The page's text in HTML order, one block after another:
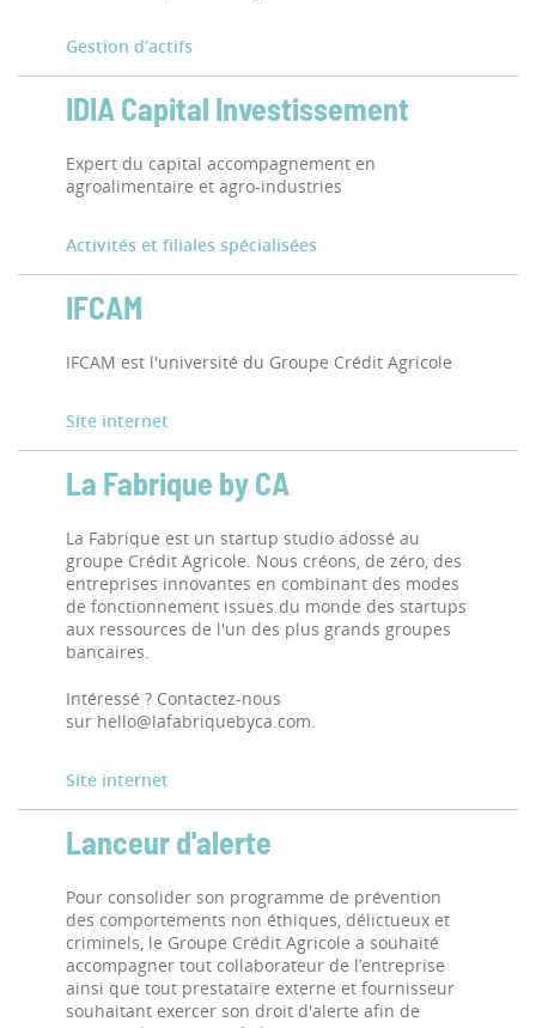
Gestion d’actifs
IDIA Capital Investissement
Expert du capital accompagnement en
agroalimentaire et agro-industries
Activités et filiales spécialisées
IFCAM
IFCAM est l'université du Groupe Crédit Agricole
Site internet
La Fabrique by CA
La Fabrique est un startup studio adossé au
groupe Crédit Agricole. Nous créons, de zéro, des
entreprises innovantes en combinant des modes
de fonctionnement issues du monde des startups
aux ressources de l'un des plus grands groupes
bancaires.
Intéressé ? Contactez-nous
sur hello@lafabriquebyca.com.
Site internet
Lanceur d'alerte
Pour consolider son programme de prévention
des comportements non éthiques, délictueux et
criminels, le Groupe Crédit Agricole a souhaité
accompagner tout collaborateur de l’entreprise
ainsi que tout prestataire externe et fournisseur
souhaitant exercer son droit d'alerte afin de